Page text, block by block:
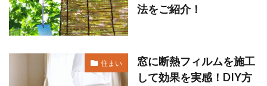
法をご紹介！
住まい
窓に断熱フィルムを施工
して効果を実感！DIY方